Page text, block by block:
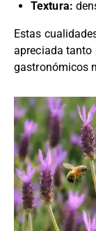
Textura:
Estas
apreciada tanto
gastronómicos